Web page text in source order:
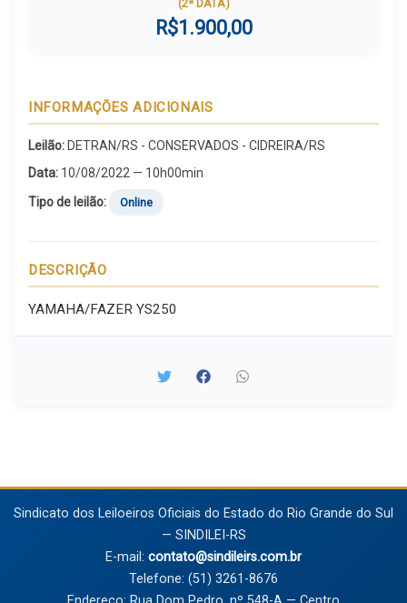
(2ª DATA)
R$1.900,00
INFORMAÇÕES ADICIONAIS
Leilão: DETRAN/RS - CONSERVADOS - CIDREIRA/RS
Data: 10/08/2022 — 10h00min
Tipo de leilão: Online
DESCRIÇÃO
YAMAHA/FAZER YS250
Sindicato dos Leiloeiros Oficiais do Estado do Rio Grande do Sul
— SINDILEI-RS
E-mail: contato@sindileirs.com.br
Telefone: (51) 3261-8676